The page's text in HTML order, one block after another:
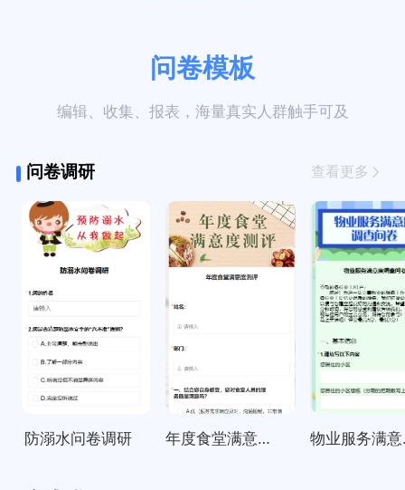
问卷模板
编辑、收集、报表，海量真实人群触手可及
问卷调研 查看更多
防溺水问卷调研 年度食堂满意度测评 物